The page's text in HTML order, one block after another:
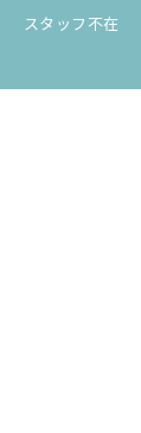
スタッフ不在